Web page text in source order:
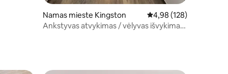
Namas mieste Kingston Vidutinis įvertinimas:
4,98 (128)
Ankstyvas atvykimas / vėlyvas išvykimas: